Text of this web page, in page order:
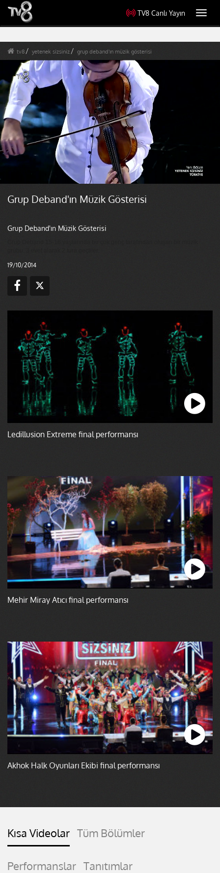
TV8 Canlı Yayın
tv8 yetenek sizsiniz grup deband'ın müzik gösterisi
Grup Deband'ın Müzik Gösterisi
Grup Deband'ın Müzik Gösterisi
19/10/2014
Ledillusion Extreme final performansı
Mehir Miray Atıcı final performansı
Akhok Halk Oyunları Ekibi final performansı
Kısa Videolar Tüm Bölümler
Performanslar Tanıtımlar